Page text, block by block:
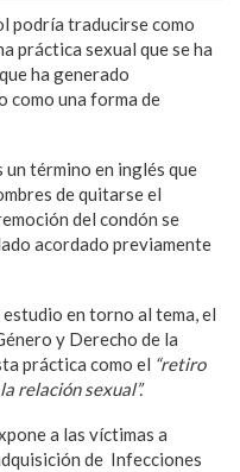
podría traducirse como
práctica sexual que se ha
ha generado
como una forma de
un término en inglés que
de quitarse el
del condón se
acordado previamente
en torno al tema, el
y Derecho de la
práctica como el “retiro
relación sexual”.
a las víctimas a
de Infecciones